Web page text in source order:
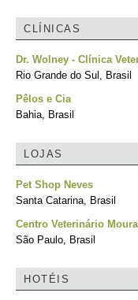
CLÍNICAS
Dr. Wolney - Clínica
Rio Grande do Sul, Brasil
Pêlos e Cia
Bahia, Brasil
LOJAS
Pet Shop Neves
Santa Catarina, Brasil
Centro Veterinário
São Paulo, Brasil
HOTÉIS